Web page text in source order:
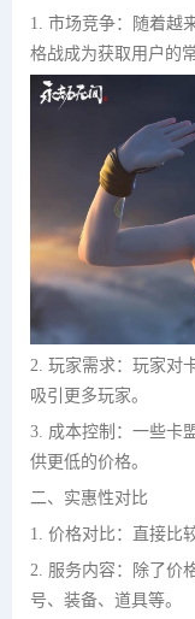
1. 市场竞争：随着越
格战成为获取用户的
2. 玩家需求：玩家对
吸引更多玩家。
3. 成本控制：一些卡
供更低的价格。
二、实惠性对比
1. 价格对比：直接比
2. 服务内容：除了价
号、装备、道具等。